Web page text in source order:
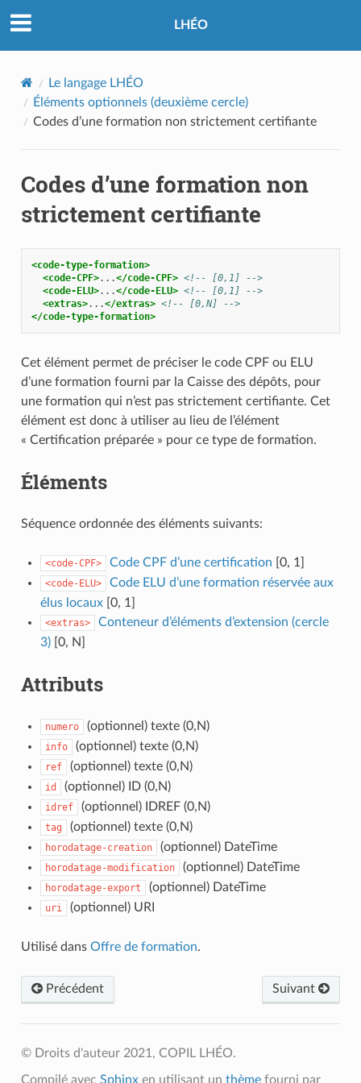
LHÉO
Le langage LHÉO
Éléments optionnels (deuxième cercle)
Codes d’une formation non strictement certifiante
Codes d’une formation non
strictement certifiante
<code-type-formation>
<code-CPF>...</code-CPF> <!-- [0,1] -->
<code-ELU>...</code-ELU> <!-- [0,1] -->
<extras>...</extras> <!-- [0,N] -->
</code-type-formation>
Cet élément permet de préciser le code CPF ou ELU
d’une formation fourni par la Caisse des dépôts, pour
une formation qui n’est pas strictement certifiante. Cet
élément est donc à utiliser au lieu de l’élément
« Certification préparée » pour ce type de formation.
Éléments
Séquence ordonnée des éléments suivants:
<code-CPF> Code CPF d’une certification [0, 1]
<code-ELU>
Code ELU d’une formation réservée aux
élus locaux[0, 1]
<extras>
Conteneur d’éléments d’extension (cercle
3)[0, N]
Attributs
numero (optionnel) texte (0,N)
info (optionnel) texte (0,N)
ref (optionnel) texte (0,N)
id (optionnel) ID (0,N)
idref (optionnel) IDREF (0,N)
tag (optionnel) texte (0,N)
horodatage-creation (optionnel) DateTime
horodatage-modification (optionnel) DateTime
horodatage-export (optionnel) DateTime
uri (optionnel) URI
Utilisé dans Offre de formation.
Précédent Suivant
© Droits d'auteur 2021, COPIL LHÉO.
Compilé avec Sphinxen utilisant un thèmefourni par